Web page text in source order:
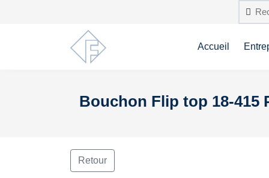
Accueil
Bouchon Flip top 18-415
Retour